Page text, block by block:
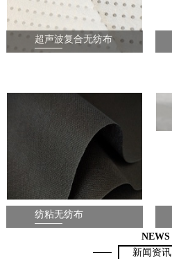
超声波复合无纺布
纺粘无纺布
NEWS
新闻资讯